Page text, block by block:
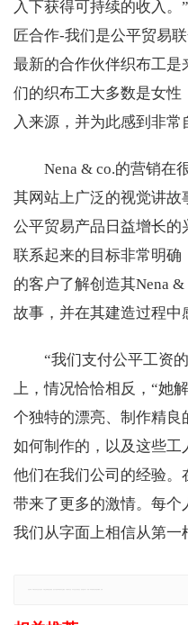
入下获得可持续的收入。
匠合作-我们是公平贸易
最新的合作伙伴织布工
们的织布工大多数是女
入来源，并为此感到非常
Nena & co.的营销在
其网站上广泛的视觉讲
公平贸易产品日益增长的
联系起来的目标非常明确
的客户了解创造其Nena
故事，并在其建造过程中
“我们支付公平工资
上，情况恰恰相反，“她
个独特的漂亮、制作精
如何制作的，以及这些工
他们在我们公司的经验
带来了更多的激情。每个
我们从字面上相信从第一